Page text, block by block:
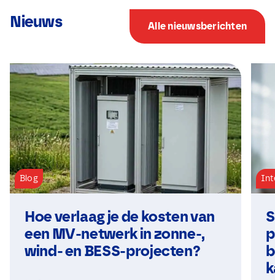
Nieuws Alle nieuwsberichten
Blog
Hoe verlaag je de kosten van
een MV-netwerk in zonne-,
wind- en BESS-projecten?